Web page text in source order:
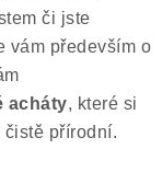
či jste
vám především o
acháty, které si
přírodní.